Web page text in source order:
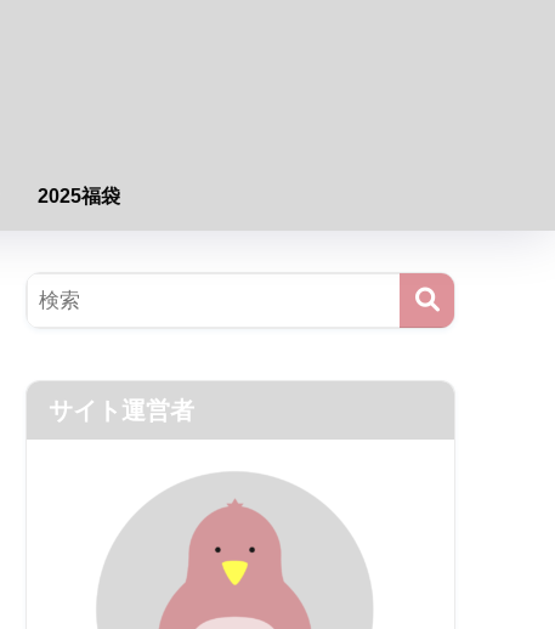
2025福袋
サイト運営者